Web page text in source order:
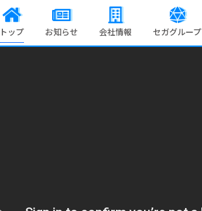
トップ お知らせ 会社情報 セガグループ